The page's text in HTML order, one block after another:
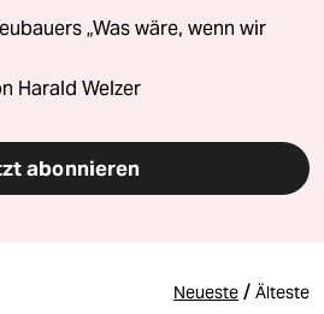
„Was wäre, wenn wir
Harald Welzer
abonnieren
Neueste / Älteste